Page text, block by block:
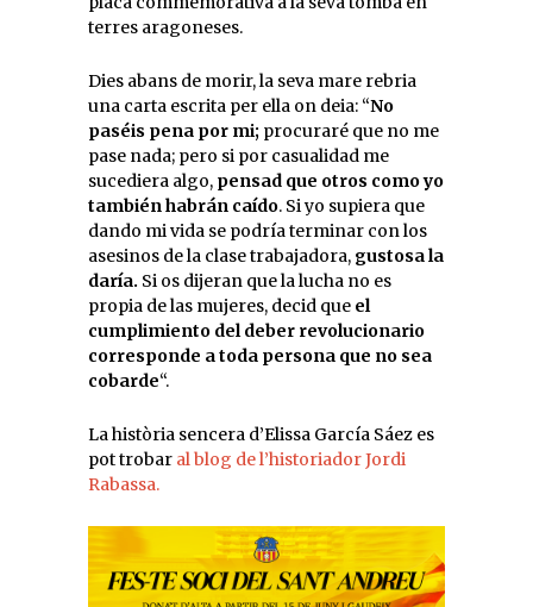
terres aragoneses.
Dies abans de morir, la seva mare rebria
una carta escrita per ella on deia: “No
paséis pena por mi; procuraré que no me
pase nada; pero si por casualidad me
sucediera algo, pensad que otros como yo
también habrán caído. Si yo supiera que
dando mi vida se podría terminar con los
asesinos de la clase trabajadora, gustosa la
daría. Si os dijeran que la lucha no es
propia de las mujeres, decid que el
cumplimiento del deber revolucionario
corresponde a toda persona que no sea
cobarde“.
La història sencera d’Elissa García Sáez es
pot trobar al blog de l’historiador Jordi
Rabassa.